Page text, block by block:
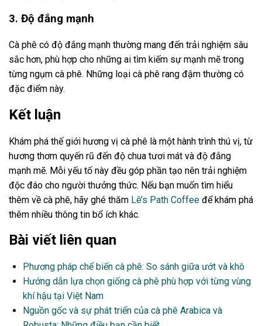
3. Độ đắng mạnh
Cà phê có độ đắng mạnh thường mang đến trải nghiệm sâu
sắc hơn, phù hợp cho những ai tìm kiếm sự mạnh mẽ trong
từng ngụm cà phê. Những loại cà phê rang đậm thường có
đặc điểm này.
Kết luận
Khám phá thế giới hương vị cà phê là một hành trình thú vị, từ
hương thơm quyến rũ đến độ chua tươi mát và độ đắng
mạnh mẽ. Mỗi yếu tố này đều góp phần tạo nên trải nghiệm
độc đáo cho người thưởng thức. Nếu bạn muốn tìm hiểu
thêm về cà phê, hãy ghé thăm Lê’s Path Coffee để khám phá
thêm nhiều thông tin bổ ích khác.
Bài viết liên quan
Phương pháp chế biến cà phê: So sánh giữa ướt và khô
Hướng dẫn lựa chọn giống cà phê phù hợp với từng vùng
khí hậu tại Việt Nam
Nguồn gốc và sự phát triển của cà phê Arabica và